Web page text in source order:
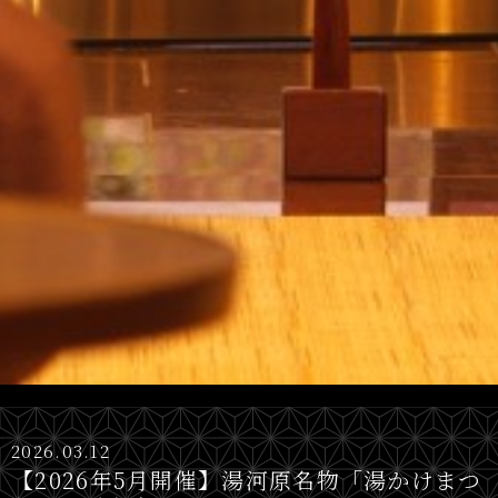
2026.03.12
【2026年5月開催】湯河原名物「湯かけまつ